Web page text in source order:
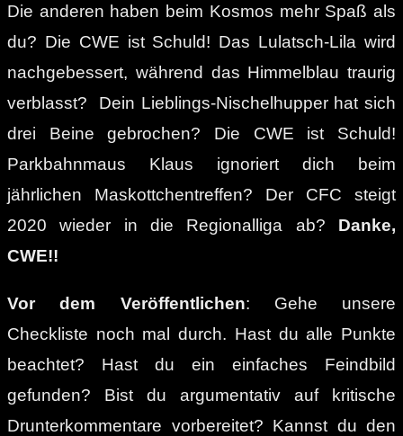
Die anderen haben beim Kosmos mehr Spaß als
du? Die CWE ist Schuld! Das Lulatsch-Lila wird
nachgebessert, während das Himmelblau traurig
verblasst? Dein Lieblings-Nischelhupper hat sich
drei Beine gebrochen? Die CWE ist Schuld!
Parkbahnmaus Klaus ignoriert dich beim
jährlichen Maskottchentreffen? Der CFC steigt
2020 wieder in die Regionalliga ab? Danke,
CWE!!
Vor dem Veröffentlichen: Gehe unsere
Checkliste noch mal durch. Hast du alle Punkte
beachtet? Hast du ein einfaches Feindbild
gefunden? Bist du argumentativ auf kritische
Drunterkommentare vorbereitet? Kannst du den